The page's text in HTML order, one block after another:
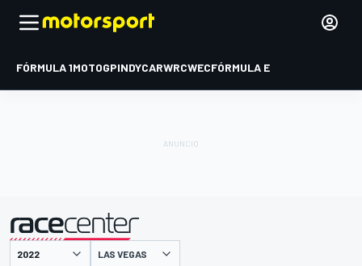
FÓRMULA 1MOTOGPINDYCARWRCWECFÓRMULA E
presentado por LAS VEGAS